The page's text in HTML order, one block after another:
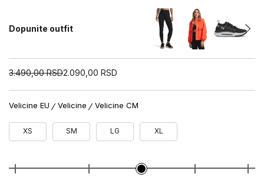
Dopunite outfit
3.490,00 RSD2.090,00 RSD
Velicine EU Velicine Velicine CM
XS SM LG XL